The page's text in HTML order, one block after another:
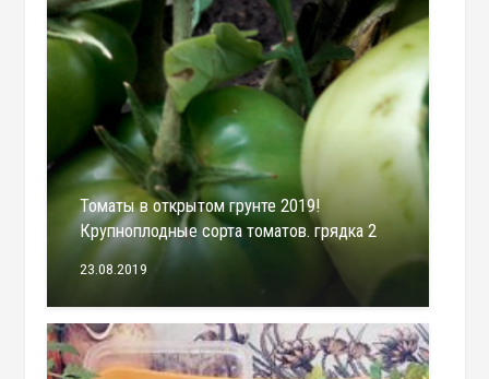
Томаты в открытом грунте 2019!
Крупноплодные сорта томатов. грядка 2
23.08.2019